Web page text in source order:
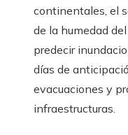
continentales, el
de la humedad
predecir
días de
evacuaciones y
infraestructuras.